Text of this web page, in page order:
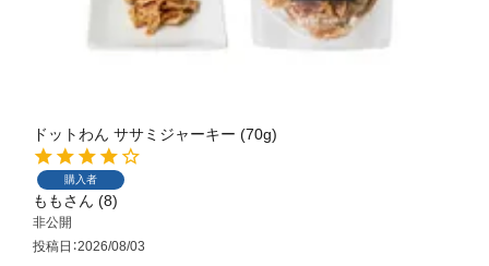
ドットわん ササミジャーキー (70g)
購入者
もも 8
非公開
投稿日 2026/08/03